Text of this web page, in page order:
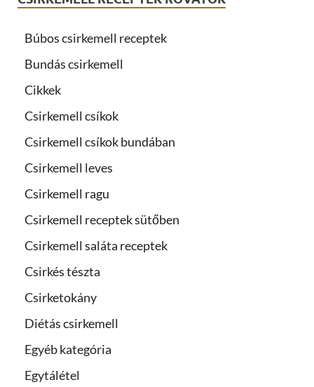
Búbos csirkemell receptek
Bundás csirkemell
Cikkek
Csirkemell csíkok
Csirkemell csíkok bundában
Csirkemell leves
Csirkemell ragu
Csirkemell receptek sütőben
Csirkemell saláta receptek
Csirkés tészta
Csirketokány
Diétás csirkemell
Egyéb kategória
Egytálétel